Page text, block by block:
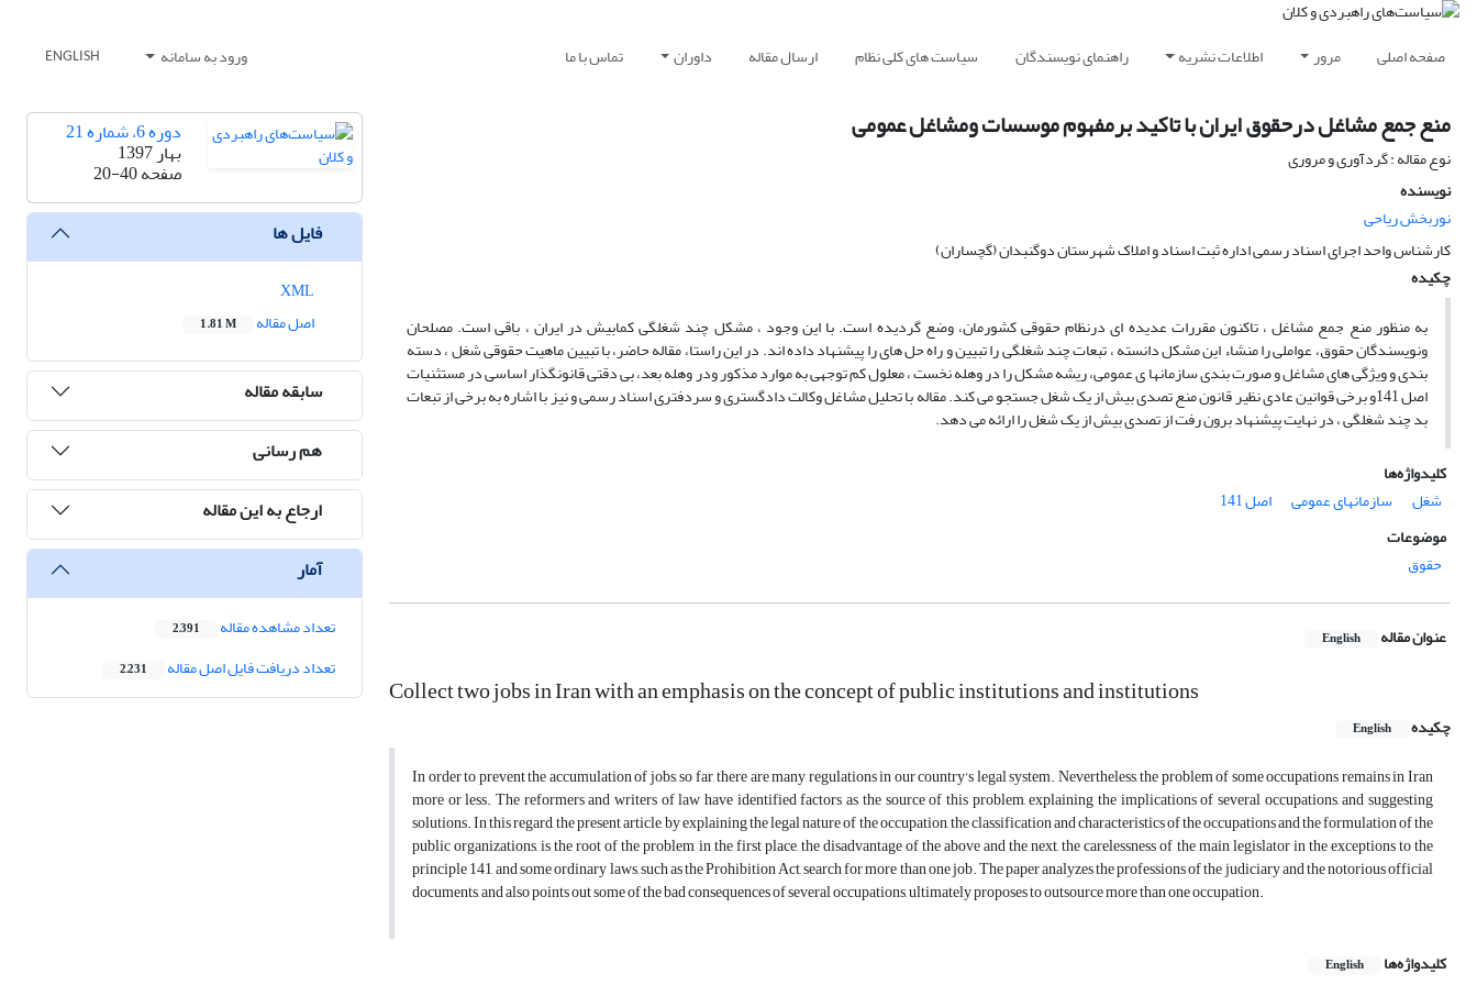
صفحه اصلی مرور اطلاعات نشریه راهنمای نویسندگان سیاست های کلی نظام ارسال مقاله داوران تماس با ما ورود به سامانه ENGLISH
منع جمع مشاغل درحقوق ایران با تاکید برمفهوم موسسات ومشاغل عمومی
نوع مقاله : گردآوری و مروری
نویسنده
نوربخش ریاحی
کارشناس واحد اجرای اسناد رسمی اداره ثبت اسناد و املاک شهرستان دوگنبدان (گچساران)
چکیده
به منظور منع جمع مشاغل ، تاکنون مقررات عدیده ای درنظام حقوقی کشورمان، وضع گردیده است. با این وجود ، مشکل چند شغلگی کمابیش در ایران ، باقی است. مصلحان
ونویسندگان حقوق، عواملی را منشاء این مشکل دانسته ، تبعات چند شغلگی را تبیین و راه حل های را پیشنهاد داده اند. در این راستا، مقاله حاضر، با تبیین ماهیت حقوقی شغل ، دسته
بندی و ویژگی های مشاغل و صورت بندی سازمانها ی عمومی، ریشه مشکل را در وهله نخست ، معلول کم توجهی به موارد مذکور ودر وهله بعد، بی دقتی قانونگذار اساسی در مستثنیات
اصل 141و برخی قوانین عادی نظیر قانون منع تصدی بیش از یک شغل جستجو می کند. مقاله با تحلیل مشاغل وکالت دادگستری و سردفتری اسناد رسمی و نیز با اشاره به برخی از تبعات
بد چند شغلگی ، در نهایت پیشنهاد برون رفت از تصدی بیش از یک شغل را ارائه می دهد.
کلیدواژه‌ها
شغل
سازمانهای عمومی
اصل 141
موضوعات
حقوق
عنوان مقاله English
Collect two jobs in Iran with an emphasis on the concept of public institutions and institutions
چکیده English
In order to prevent the accumulation of jobs, so far, there are many regulations in our country's legal system. Nevertheless, the problem of some occupations remains in Iran
more or less. The reformers and writers of law have identified factors as the source of this problem, explaining the implications of several occupations, and suggesting
solutions. In this regard, the present article, by explaining the legal nature of the occupation, the classification and characteristics of the occupations and the formulation of the
public organizations, is the root of the problem in the first place, the disadvantage of the above and the next, the carelessness of the main legislator in the exceptions to the
principle 141, and some ordinary laws, such as the Prohibition Act, search for more than one job. The paper analyzes the professions of the judiciary and the notorious official
documents, and also points out some of the bad consequences of several occupations, ultimately proposes to outsource more than one occupation.
کلیدواژه‌ها English
دوره 6، شماره 21
بهار 1397
صفحه20-40
فایل ها
اصل مقاله
1.81 M
سابقه مقاله
هم رسانی
ارجاع به این مقاله
آمار
تعداد مشاهده مقاله 2,391
تعداد دریافت فایل اصل مقاله 2,231